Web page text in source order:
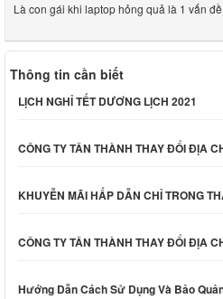
Là con gái khi laptop hỏng quả là 1 vấn
Thông tin cần biết
LỊCH NGHỈ TẾT DƯƠNG LỊCH 2021
CÔNG TY TÂN THÀNH THAY ĐỔI ĐỊA
KHUYỄN MÃI HẤP DẪN CHỈ TRONG
CÔNG TY TÂN THÀNH THAY ĐỔI ĐỊA
Hướng Dẫn Cách Sử Dụng Và Bảo